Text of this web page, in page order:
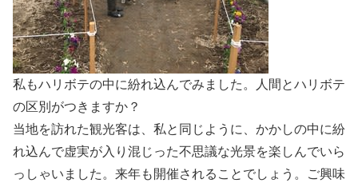
私もハリボテの中に紛れ込んでみました。人間とハリボテ
の区別がつきますか？
当地を訪れた観光客は、私と同じように、かかしの中に紛
れ込んで虚実が入り混じった不思議な光景を楽しんでいら
っしゃいました。来年も開催されることでしょう。ご興味